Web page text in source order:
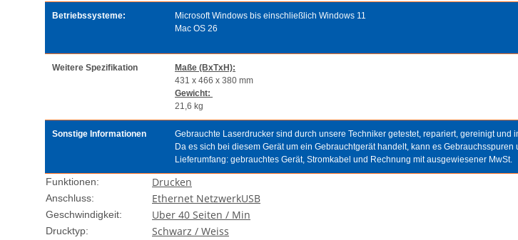
Betriebssysteme:
Microsoft Windows bis einschließlich Windows 11
Mac OS 26
Weitere Spezifikation
Maße (BxTxH):
431 x 466 x 380 mm
Gewicht:
21,6 kg
Sonstige Informationen
Gebrauchte Laserdrucker sind durch unsere Techniker getestet, repariert, gereinigt und
Da es sich bei diesem Gerät um ein Gebrauchtgerät handelt, kann es
Lieferumfang: gebrauchtes Gerät, Stromkabel und Rechnung mit ausgewiesener MwSt.
Funktionen: Drucken
Anschluss: Ethernet NetzwerkUSB
Geschwindigkeit: Uber 40 Seiten / Min
Drucktyp: Schwarz / Weiss